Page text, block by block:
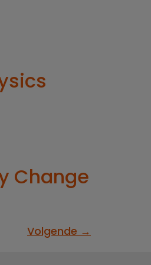
Change
Volgende →